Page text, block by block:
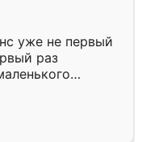
уже не первый
раз
,во второй раз
очень
быстрая,